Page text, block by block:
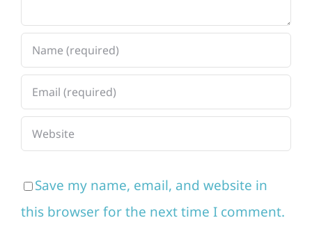
Save my name, email, and website in
this browser for the next time I comment.